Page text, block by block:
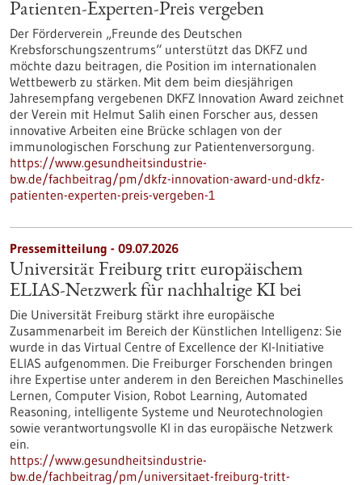
Patienten-Experten-Preis vergeben
Der Förderverein „Freunde des Deutschen
Krebsforschungszentrums“ unterstützt das DKFZ und
möchte dazu beitragen, die Position im internationalen
Wettbewerb zu stärken. Mit dem beim diesjährigen
Jahresempfang vergebenen DKFZ Innovation Award zeichnet
der Verein mit Helmut Salih einen Forscher aus, dessen
innovative Arbeiten eine Brücke schlagen von der
immunologischen Forschung zur Patientenversorgung.
https://www.gesundheitsindustrie-
bw.de/fachbeitrag/pm/dkfz-innovation-award-und-dkfz-
patienten-experten-preis-vergeben-1
Pressemitteilung - 09.07.2026
Universität Freiburg tritt europäischem
ELIAS-Netzwerk für nachhaltige KI bei
Die Universität Freiburg stärkt ihre europäische
Zusammenarbeit im Bereich der Künstlichen Intelligenz: Sie
wurde in das Virtual Centre of Excellence der KI-Initiative
ELIAS aufgenommen. Die Freiburger Forschenden bringen
ihre Expertise unter anderem in den Bereichen Maschinelles
Lernen, Computer Vision, Robot Learning, Automated
Reasoning, intelligente Systeme und Neurotechnologien
sowie verantwortungsvolle KI in das europäische Netzwerk
ein.
https://www.gesundheitsindustrie-
bw.de/fachbeitrag/pm/universitaet-freiburg-tritt-